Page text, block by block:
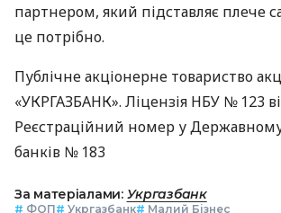
партнером, який підставляє плече
це потрібно.
Публічне акціонерне товариство
«УКРГАЗБАНК». Ліцензія НБУ № 123
Реєстраційний номер у Державному
банків № 183
За матеріалами: Укргазбанк
# ФОП# Укргазбанк# Малий Бізнес